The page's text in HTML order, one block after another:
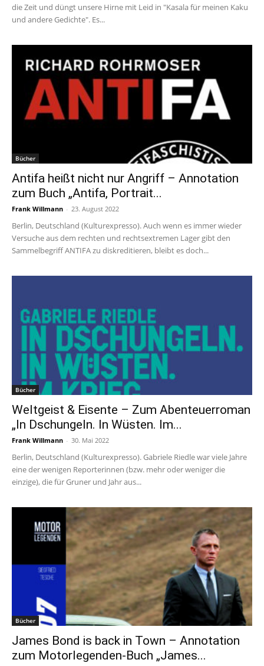
die Zeit und düngt unsere Hirne mit Leid in "Kasala für meinen Kaku
und andere Gedichte". Es...
Bücher
Antifa heißt nicht nur Angriff – Annotation
zum Buch „Antifa, Portrait...
Frank Willmann - 23. August 2022
Berlin, Deutschland (Kulturexpresso). Auch wenn es immer wieder
Versuche aus dem rechten und rechtsextremen Lager gibt den
Sammelbegriff ANTIFA zu diskreditieren, bleibt es doch...
Bücher
Weltgeist & Eisente – Zum Abenteuerroman
„In Dschungeln. In Wüsten. Im...
Frank Willmann - 30. Mai 2022
Berlin, Deutschland (Kulturexpresso). Gabriele Riedle war viele Jahre
eine der wenigen Reporterinnen (bzw. mehr oder weniger die
einzige), die für Gruner und Jahr aus...
Bücher
James Bond is back in Town – Annotation
zum Motorlegenden-Buch „James...